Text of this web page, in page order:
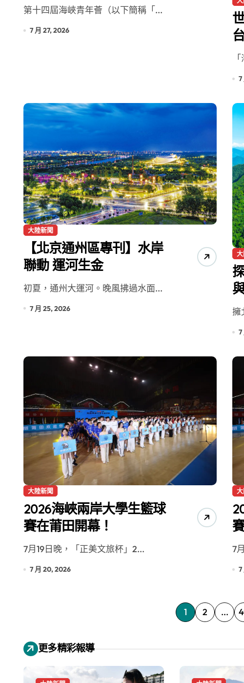
第十四屆海峽青年薈（以下簡稱「...
7 月 27, 2026
7
大陸新聞
【北京通州區專刊】水岸
聯動 運河生金
初夏，通州大運河。晚風拂過水面...
7 月 25, 2026
7
大陸新聞
2026海峽兩岸大學生籃球
賽在莆田開幕！
7月19日晚，「正美文旅杯」2...
7 月 20, 2026
7
7
文
分
頁
1 2 ...
更多精彩報導